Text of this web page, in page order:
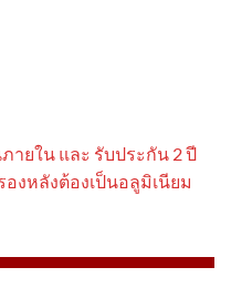
ายใน และ รับประกัน 2 ปี
งหลังต้องเป็นอลูมิเนียม